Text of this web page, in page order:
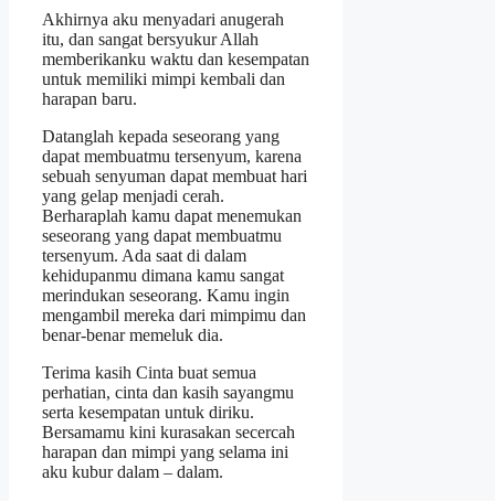
Akhirnya aku menyadari anugerah
itu, dan sangat bersyukur Allah
memberikanku waktu dan kesempatan
untuk memiliki mimpi kembali dan
harapan baru.
Datanglah kepada seseorang yang
dapat membuatmu tersenyum, karena
sebuah senyuman dapat membuat hari
yang gelap menjadi cerah.
Berharaplah kamu dapat menemukan
seseorang yang dapat membuatmu
tersenyum. Ada saat di dalam
kehidupanmu dimana kamu sangat
merindukan seseorang. Kamu ingin
mengambil mereka dari mimpimu dan
benar-benar memeluk dia.
Terima kasih Cinta buat semua
perhatian, cinta dan kasih sayangmu
serta kesempatan untuk diriku.
Bersamamu kini kurasakan secercah
harapan dan mimpi yang selama ini
aku kubur dalam – dalam.